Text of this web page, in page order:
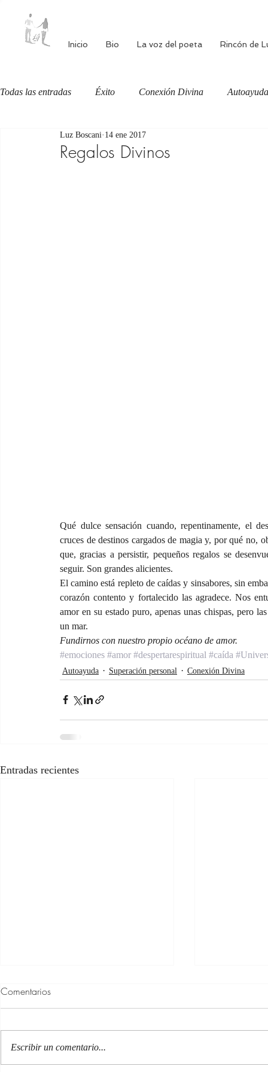
Inicio Bio La voz del poeta Rincón de
Todas las entradas Éxito Conexión Divina Autoayuda
Autoestima Alimentación consciente
Regalos Divinos
Luz Boscani 14 ene 2017
Qué dulce sensación cuando, repentinamente, el
cruces de destinos cargados de magia y, por qué no,
que, gracias a persistir, pequeños regalos se
seguir. Son grandes alicientes.
El camino está repleto de caídas y sinsabores, sin
corazón contento y fortalecido las agradece. Nos
amor en su estado puro, apenas unas chispas, pero
un mar.
Fundirnos con nuestro propio océano de amor.
#emociones #amor #despertarespiritual #caída
Autoayuda Superación personal Conexión Divina
Entradas recientes
Comentarios
Escribir un comentario...